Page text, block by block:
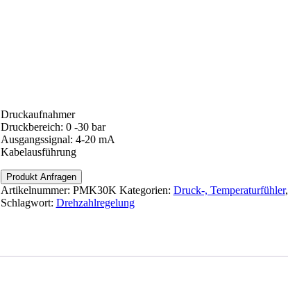
Druckaufnahmer
Druckbereich: 0 -30 bar
Ausgangssignal: 4-20 mA
Kabelausführung
Produkt Anfragen
Artikelnummer: PMK30K Kategorien: Druck-, Temperaturfühler,
Schlagwort: Drehzahlregelung